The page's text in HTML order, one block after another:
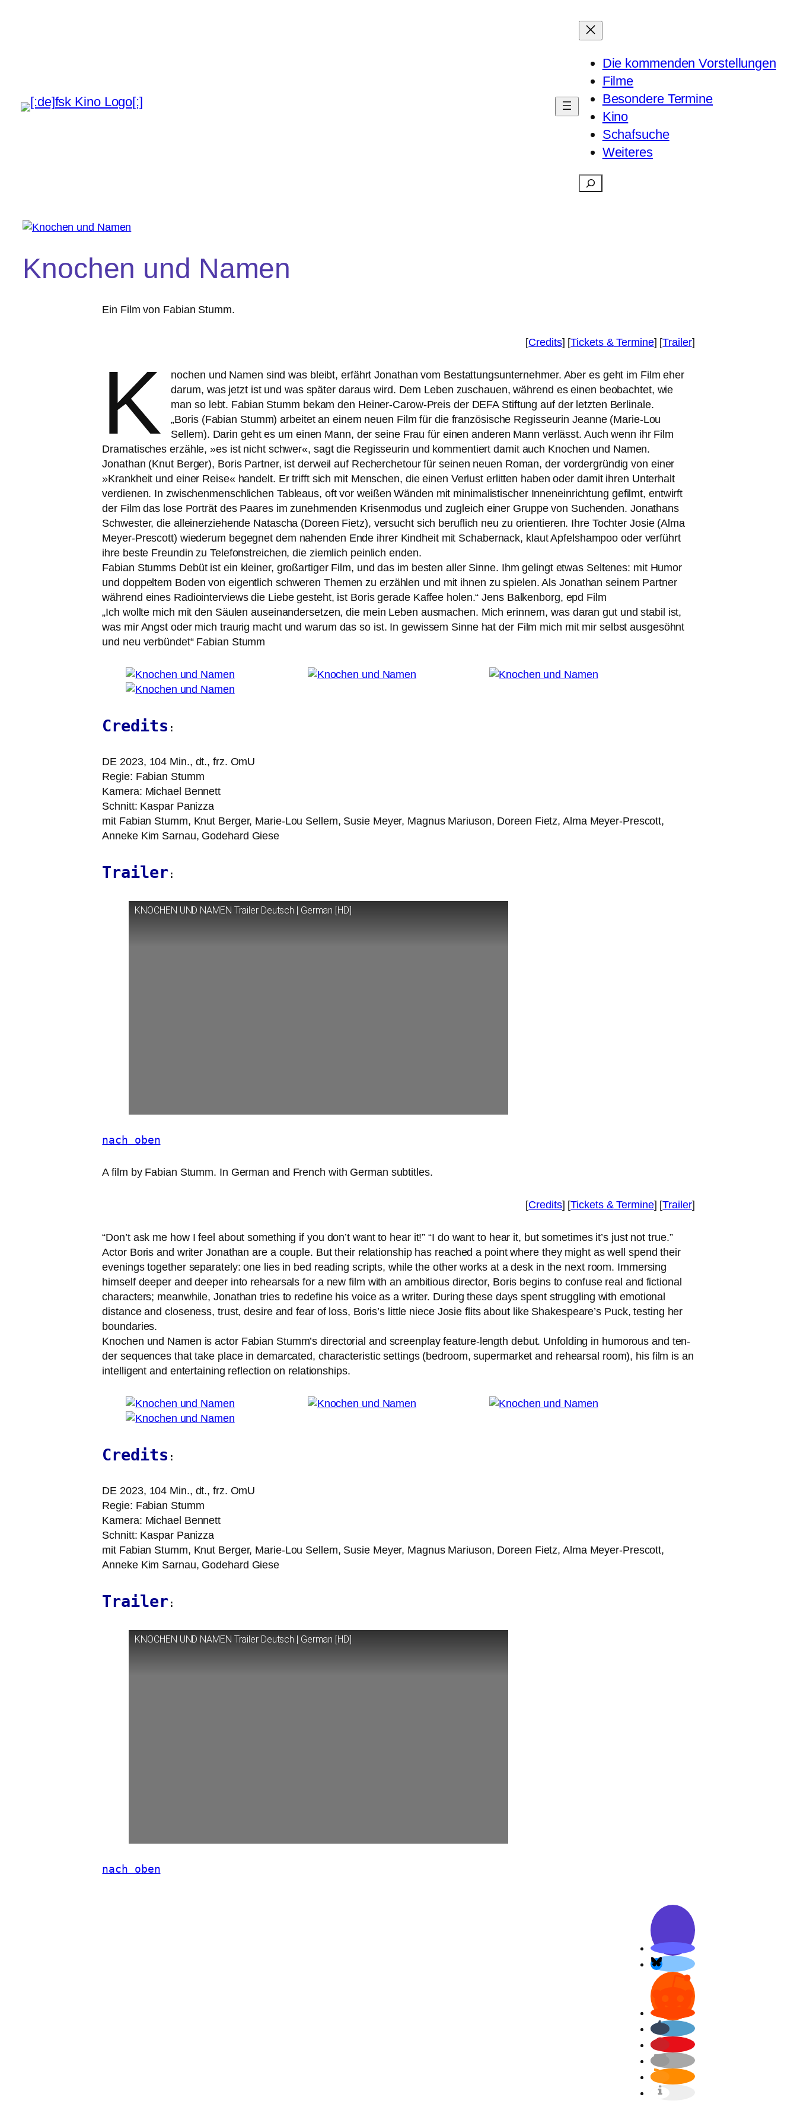
Die kommenden Vorstellungen
Filme
Besondere Termine
Kino
Schafsuche
Weiteres
Suchen
Knochen und Namen
Ein Film von Fabian Stumm.
[Credits] [Tickets &Termine] [Trailer]
K
nochen und Namen sind was bleibt, erfährt Jonathan vom Bestattungsunternehmer. Aber es geht im Film eher
dar­um, was jetzt ist und was spä­ter dar­aus wird. Dem Leben zuschau­en, wäh­rend es einen beob­ach­tet, wie
man so lebt. Fabian Stumm bekam den Heiner-Carow-Preis der DEFAStiftung auf der letz­ten Berlinale.
„Boris (Fabian Stumm) arbei­tet an einem neu­en Film für die fran­zö­si­sche Regisseurin Jeanne (Marie-Lou
Sellem). Darin geht es um einen Mann, der sei­ne Frau für einen ande­ren Mann ver­lässt. Auch wenn ihr Film
Dramatisches erzäh­le, »es ist nicht schwer«, sagt die Regisseurin und kom­men­tiert damit auch Knochen und Namen.
Jonathan (Knut Berger), Boris Partner, ist der­weil auf Recherchetour für sei­nen neu­en Roman, der vor­der­grün­dig von einer
»Krankheit und einer Reise« han­delt. Er trifft sich mit Menschen, die einen Verlust erlit­ten haben oder damit ihren Unterhalt
ver­die­nen. In zwi­schen­mensch­li­chen Tableaus, oft vor wei­ßen Wänden mit mini­ma­lis­ti­scher Inneneinrichtung gefilmt, ent­wirft
der Film das lose Porträt des Paares im zuneh­men­den Krisenmodus und zugleich einer Gruppe von Suchenden. Jonathans
Schwester, die allein­er­zie­hen­de Natascha (Doreen Fietz), ver­sucht sich beruf­lich neu zu ori­en­tie­ren. Ihre Tochter Josie (Alma
Meyer-Prescott) wie­der­um begeg­net dem nahen­den Ende ihrer Kindheit mit Schabernack, klaut Apfelshampoo oder ver­führt
ihre bes­te Freundin zu Telefonstreichen, die ziem­lich pein­lich enden.
Fabian Stumms Debüt ist ein klei­ner, groß­ar­ti­ger Film, und das im bes­ten aller Sinne. Ihm gelingt etwas Seltenes: mit Humor
und dop­pel­tem Boden von eigent­lich schwe­ren Themen zu erzäh­len und mit ihnen zu spie­len. Als Jonathan sei­nem Partner
wäh­rend eines Radiointerviews die Liebe gesteht, ist Boris gera­de Kaffee holen.“ Jens Balkenborg, epd Film
„Ich woll­te mich mit den Säulen aus­ein­an­der­set­zen, die mein Leben aus­ma­chen. Mich erin­nern, was dar­an gut und sta­bil ist,
was mir Angst oder mich trau­rig macht und war­um das so ist. In gewis­sem Sinne hat der Film mich mit mir selbst aus­ge­söhnt
und neu ver­bün­det“ Fabian Stumm
Credits :
DE 2023, 104 Min., dt., frz. OmU
Regie: Fabian Stumm
Kamera: Michael Bennett
Schnitt: Kaspar Panizza
mit Fabian Stumm, Knut Berger, Marie-Lou Sellem, Susie Meyer, Magnus Mariuson, Doreen Fietz, Alma Meyer-Prescott,
Anneke Kim Sarnau, Godehard Giese
Trailer:
KNOCHEN UND NAMEN Trailer Deutsch | German [HD]
nach oben
A film by Fabian Stumm. In German and French with German subtitles.
[Credits] [Tickets &Termine] [Trailer]
“Don’t ask me how I feel about some­thing if you don’t want to hear it!” “I do want to hear it, but some­ti­mes it’s just not true.”
Actor Boris and wri­ter Jonathan are a cou­ple. But their rela­ti­onship has rea­ched a point whe­re they might as well spend their
evenings tog­e­ther sepa­ra­te­ly: one lies in bed rea­ding scripts, while the other works at a desk in the next room. Immersing
hims­elf deeper and deeper into rehear­sals for a new film with an ambi­tious direc­tor, Boris beg­ins to con­fu­se real and fic­tion­al
cha­rac­ters; mean­while, Jonathan tri­es to rede­fi­ne his voice as a wri­ter. During the­se days spent strugg­ling with emo­tio­nal
distance and clo­sen­ess, trust, desi­re and fear of loss, Boris’s litt­le nie­ce Josie flits about like Shakespeare’s Puck, test­ing her
boun­da­ries.
Knochen und Namen is actor Fabian Stumm’s direc­to­ri­al and screen­play fea­ture-length debut. Unfolding in humo­rous and ten­
der sequen­ces that take place in demar­ca­ted, cha­rac­te­ristic set­tings (bed­room, super­mar­ket and rehear­sal room), his film is an
intel­li­gent and enter­tai­ning reflec­tion on relationships.
Credits :
DE 2023, 104 Min., dt., frz. OmU
Regie: Fabian Stumm
Kamera: Michael Bennett
Schnitt: Kaspar Panizza
mit Fabian Stumm, Knut Berger, Marie-Lou Sellem, Susie Meyer, Magnus Mariuson, Doreen Fietz, Alma Meyer-Prescott,
Anneke Kim Sarnau, Godehard Giese
Trailer:
KNOCHEN UND NAMEN Trailer Deutsch | German [HD]
nach oben